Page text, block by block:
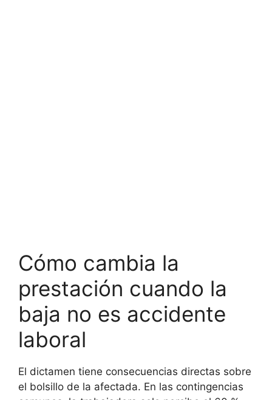
Cómo cambia la
prestación cuando la
baja no es accidente
laboral
El dictamen tiene consecuencias directas sobre
el bolsillo de la afectada. En las contingencias